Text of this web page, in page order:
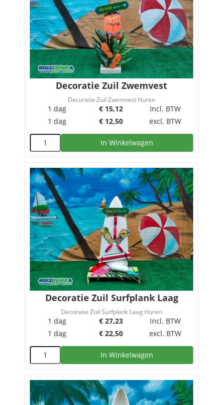
Decoratie Zuil Zwemvest
Decoratie Zuil Zwemvest Huren
1 dag € 15,12
Incl. BTW
1 dag
€ 12,50 excl. BTW
In Winkelwagen
Decoratie Zuil Surfplank Laag
Decoratie Zuil Surfplank Laag Huren
1 dag € 27,23
Incl. BTW
1 dag
€ 22,50 excl. BTW
In Winkelwagen